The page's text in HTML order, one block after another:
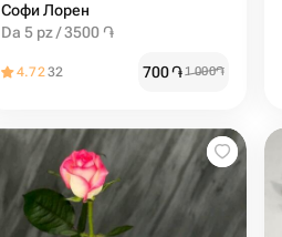
Софи Лорен
Da 5 pz / 3500 ֏
4.7232 700֏1 000֏